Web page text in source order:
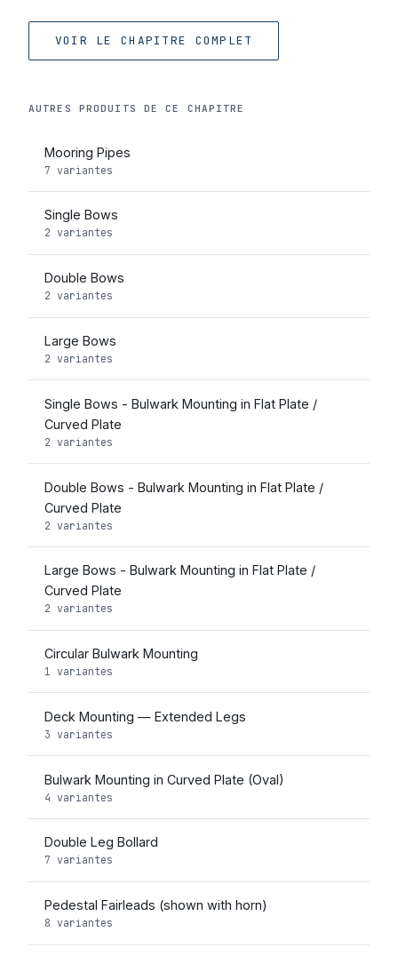
VOIR LE CHAPITRE COMPLET
AUTRES PRODUITS DE CE CHAPITRE
Mooring Pipes
7 variantes
Single Bows
2 variantes
Double Bows
2 variantes
Large Bows
2 variantes
Single Bows - Bulwark Mounting in Flat Plate /
Curved Plate
2 variantes
Double Bows - Bulwark Mounting in Flat Plate /
Curved Plate
2 variantes
Large Bows - Bulwark Mounting in Flat Plate /
Curved Plate
2 variantes
Circular Bulwark Mounting
1 variantes
Deck Mounting — Extended Legs
3 variantes
Bulwark Mounting in Curved Plate (Oval)
4 variantes
Double Leg Bollard
7 variantes
Pedestal Fairleads (shown with horn)
8 variantes